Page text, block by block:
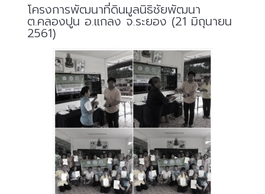
โครงการพัฒนาที่ดินมูลนิธิชัยพัฒนา
ต.คลองปูน อ.แกลง จ.ระยอง (21 มิถุนายน
2561)